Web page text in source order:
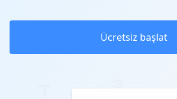
Ücretsiz başlat